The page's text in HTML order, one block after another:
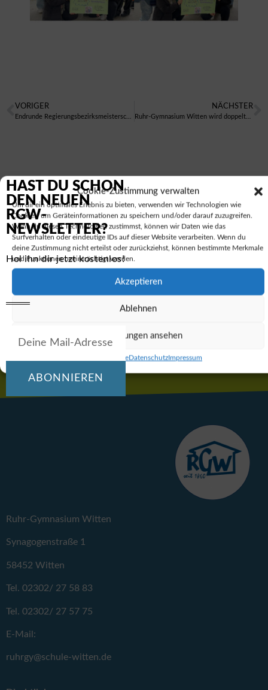
Cookie-Zustimmung verwalten
Um dir ein optimales Erlebnis zu bieten, verwenden wir Technologien wie
Cookies, um Geräteinformationen zu speichern und/oder darauf zuzugreifen.
Wenn du diesen Technologien zustimmst, können wir Daten wie das
Surfverhalten oder eindeutige IDs auf dieser Website verarbeiten. Wenn du
deine Zustimmung nicht erteilst oder zurückziehst, können bestimmte Merkmale
und Funktionen beeinträchtigt werden.
Akzeptieren
Ablehnen
Einstellungen ansehen
Cookie-RichtlinieDatenschutzImpressum
VORIGER NÄCHSTER
Ruhr-Gymnasium Witten wird doppelter Bezirksmeister der Schulen im Regierungsbezirk Arnsberg im Judo
Hol dir den RGW-
Abonnieren
Ruhr-Gymnasium Witten
Synagogenstraße 1
58452 Witten
Tel. 02302/ 27 58 83
Tel. 02302/ 27 57 75
E-Mail:
ruhrgy@schule-witten.de
HAST DU SCHON
DEN NEUEN
RGW-
NEWSLETTER?
Hol ihn dir jetzt kostenlos!
ABONNIEREN